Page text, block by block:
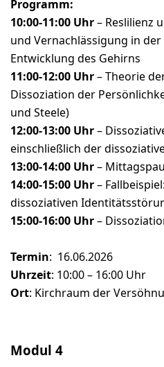
Programm:
10:00-11:00 Uhr– Reslilienz
und Vernachlässigung in
Entwicklung des Gehirns
11:00-12:00 Uhr– Theorie
Dissoziation der
und Steele)
12:00-13:00 Uhr–
einschließlich der
13:00-14:00 Uhr–
14:00-15:00 Uhr–
dissoziativen
15:00-16:00 Uhr–
Termin: 16.06.2026
Uhrzeit: 10:00 – 16:00 Uhr
Ort: Kirchraum der
Modul 4